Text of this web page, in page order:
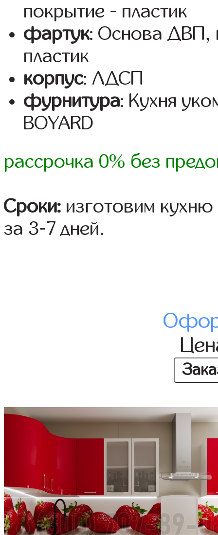
покрытие - пластик
фартук: Основа ДВП,
пластик
корпус: ЛДСП
фурнитура: Кухня
BOYARD
рассрочка 0% без
Сроки: изготовим
за 3-7 дней.